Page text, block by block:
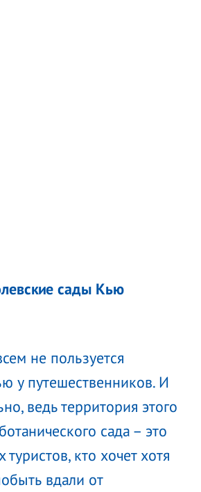
сады Кью
не пользуется
у путешественников. И
ведь территория этого
сада – это
туристов, кто хочет хотя
вдали от